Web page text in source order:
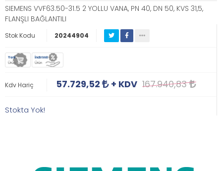
SIEMENS VVF63.50-31.5 2 YOLLU VANA, PN 40, DN 50, KVS 31,5,
FLANŞLI BAĞLANTILI
Stok Kodu 20244904
Yeni
Ürün
İndirimli
Ürün
Kdv Hariç 57.729,52 + KDV 167.940,83
Stokta Yok!